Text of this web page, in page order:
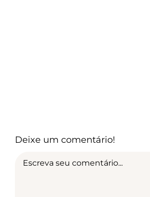
Deixe um comentário!